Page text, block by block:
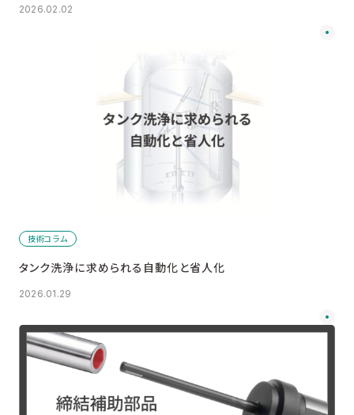
2026.02.02
技術コラム
タンク洗浄に求められる自動化と省人化
2026.01.29